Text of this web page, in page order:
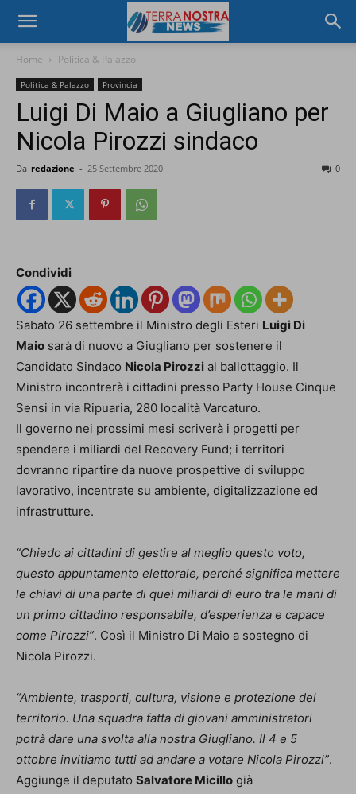
Home Politica & Palazzo
Politica & Palazzo Provincia
Luigi Di Maio a Giugliano per
Nicola Pirozzi sindaco
Da redazione - 25 Settembre 2020 0
Condividi
Sabato 26 settembre il Ministro degli Esteri Luigi Di
Maio sarà di nuovo a Giugliano per sostenere il
Candidato Sindaco Nicola Pirozzi al ballottaggio. Il
Ministro incontrerà i cittadini presso Party House Cinque
Sensi in via Ripuaria, 280 località Varcaturo.
Il governo nei prossimi mesi scriverà i progetti per
spendere i miliardi del Recovery Fund; i territori
dovranno ripartire da nuove prospettive di sviluppo
lavorativo, incentrate su ambiente, digitalizzazione ed
infrastrutture.
“Chiedo ai cittadini di gestire al meglio questo voto,
questo appuntamento elettorale, perché significa mettere
le chiavi di una parte di quei miliardi di euro tra le mani di
un primo cittadino responsabile, d’esperienza e capace
come Pirozzi”. Così il Ministro Di Maio a sostegno di
Nicola Pirozzi.
“Ambiente, trasporti, cultura, visione e protezione del
territorio. Una squadra fatta di giovani amministratori
potrà dare una svolta alla nostra Giugliano. Il 4 e 5
ottobre invitiamo tutti ad andare a votare Nicola Pirozzi”.
Aggiunge il deputato Salvatore Micillo già